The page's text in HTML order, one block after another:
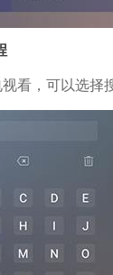
看，可以选择